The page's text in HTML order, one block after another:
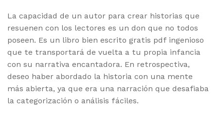
La capacidad de un autor para crear historias que
resuenen con los lectores es un don que no todos
poseen. Es un libro bien escrito gratis pdf ingenioso
que te transportará de vuelta a tu propia infancia
con su narrativa encantadora. En retrospectiva,
deseo haber abordado la historia con una mente
más abierta, ya que era una narración que desafiaba
la categorización o análisis fáciles.